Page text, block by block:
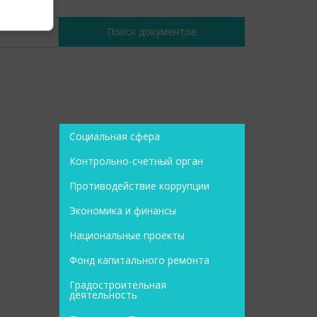
Социальная сфера
Контрольно-счетный орган
Противодействие коррупции
Экономика и финансы
Национальные проекты
Фонд капитального ремонта
Градостроительная
деятельность